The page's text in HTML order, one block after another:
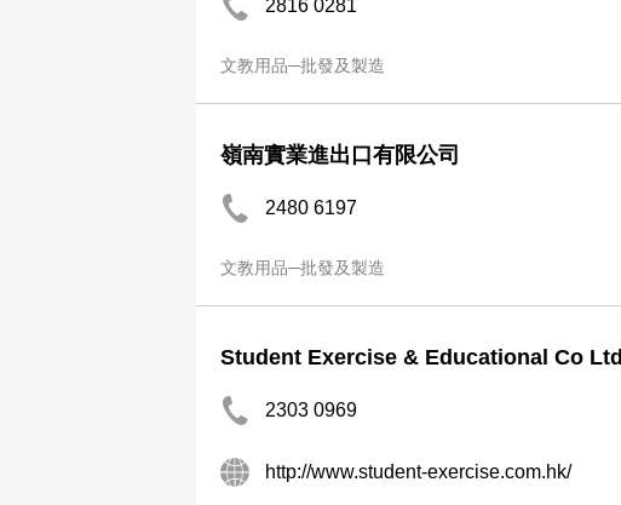
2816 0281
文教用品─批發及製造
嶺南實業進出口有限公司
2480 6197
文教用品─批發及製造
Student Exercise & Educational Co Ltd
2303 0969
http://www.student-exercise.com.hk/